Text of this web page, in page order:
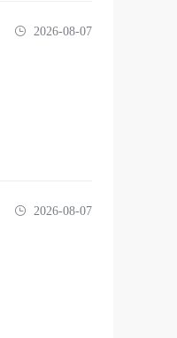
2026-08-07
2026-08-07